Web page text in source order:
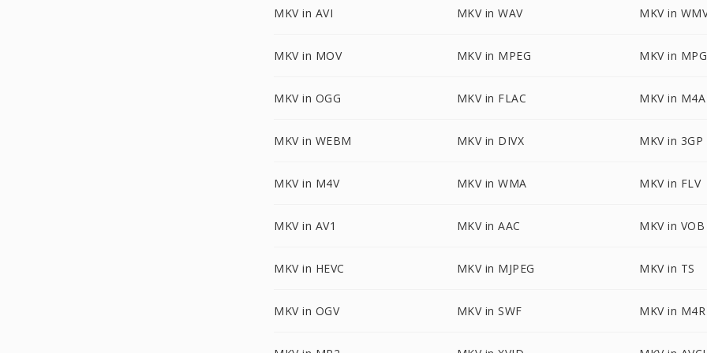
MKV in AVI MKV in WAV MKV in
MKV in MOV MKV in MPEG MKV in MPG
MKV in OGG MKV in FLAC MKV in M4A
MKV in WEBM MKV in DIVX MKV in 3GP
MKV in M4V MKV in WMA MKV in FLV
MKV in AV1 MKV in AAC MKV in VOB
MKV in HEVC MKV in MJPEG MKV in TS
MKV in OGV MKV in SWF MKV in M4R